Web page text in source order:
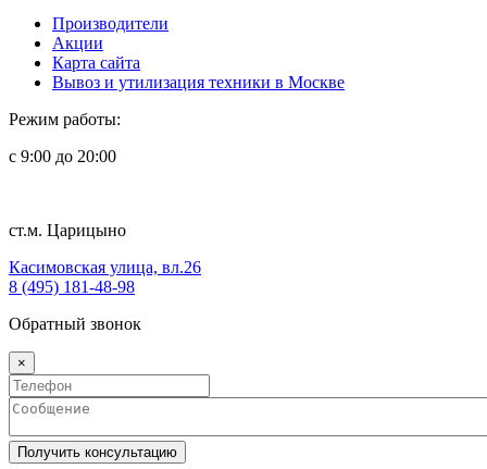
Производители
Акции
Карта сайта
Вывоз и утилизация техники в Москве
Режим работы:
с 9:00 до 20:00
ст.м. Царицыно
Касимовская улица, вл.26
8 (495) 181-48-98
Обратный звонок
×
Получить консультацию